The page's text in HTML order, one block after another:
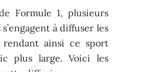
Formule 1, plusieurs
à diffuser les
ainsi ce sport
plus large. Voici les